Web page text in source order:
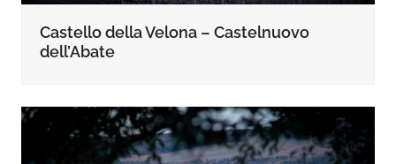
Castello della Velona – Castelnuovo
dell’Abate